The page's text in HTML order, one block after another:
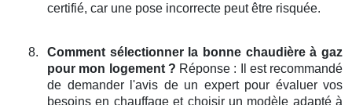
certifié, car une pose incorrecte peut être risquée.
8.
Comment sélectionner la bonne chaudière à gaz
pour mon logement ? Réponse : Il est recommandé
de demander l'avis de un expert pour évaluer vos
besoins en chauffage et choisir un modèle adapté à